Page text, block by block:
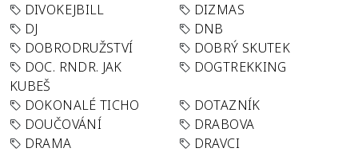
DIVOKEJBILL
DIZMAS
DJ
DNB
DOBRODRUŽSTVÍ
DOBRÝ SKUTEK
DOC. RNDR. JAK
KUBEŠ
DOGTREKKING
DOKONALÉ TICHO
DOTAZNÍK
DOUČOVÁNÍ
DRABOVA
DRAMA
DRAVCI